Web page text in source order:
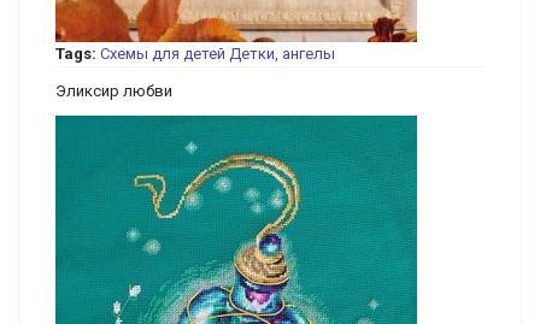
Tags: Схемы для детей Детки, ангелы
Эликсир любви